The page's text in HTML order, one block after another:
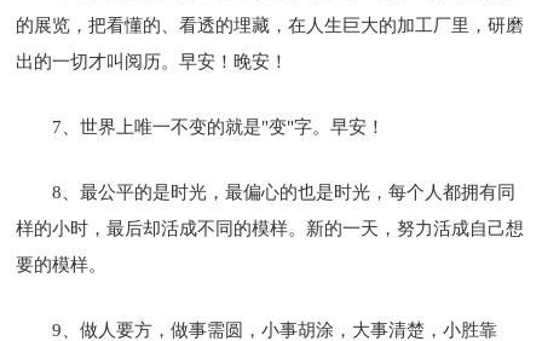
的展览，把看懂的、看透的埋藏，在人生巨大的加工厂里，研磨
出的一切才叫阅历。早安！晚安！
7、世界上唯一不变的就是"变"字。早安！
8、最公平的是时光，最偏心的也是时光，每个人都拥有同
样的小时，最后却活成不同的模样。新的一天，努力活成自己想
要的模样。
9、做人要方，做事需圆，小事胡涂，大事清楚，小胜靠